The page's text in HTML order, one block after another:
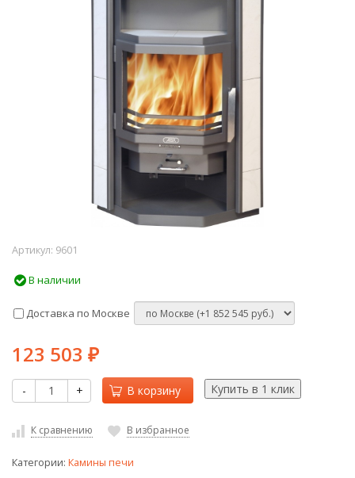
Артикул: 9601
В наличии
Доставка по Москве
123 503 ₽
- + В корзину
К сравнению В избранное
Категории: Камины печи